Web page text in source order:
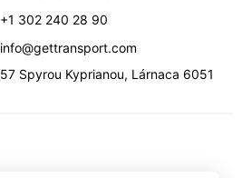
+1 302 240 28 90
info@gettransport.com
57 Spyrou Kyprianou, Lárnaca 6051